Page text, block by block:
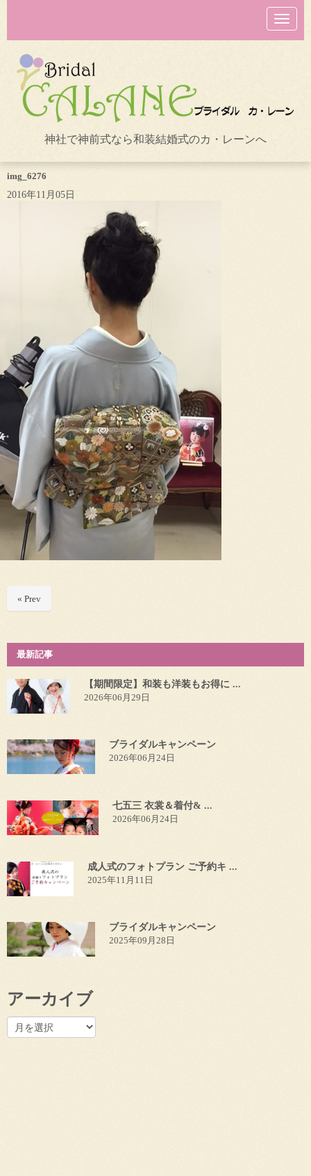
N
a
v
o
n
神社で神前式なら和装結婚式のカ・レーンへ
img_6276
2016年11月05日
« Prev
最新記事
【期間限定】和装も洋装もお得に ...
2026年06月29日
ブライダルキャンペーン
2026年06月24日
七五三 衣裳＆着付& ...
2026年06月24日
成人式のフォトプラン ご予約キ ...
2025年11月11日
ブライダルキャンペーン
2025年09月28日
アーカイブ